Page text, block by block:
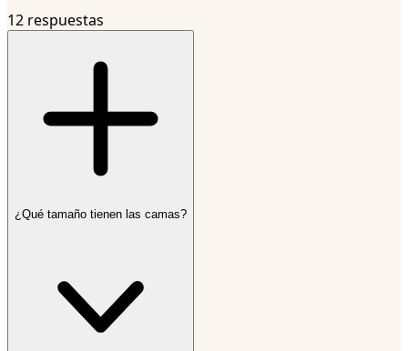
12 respuestas
¿Qué tamaño tienen las camas?